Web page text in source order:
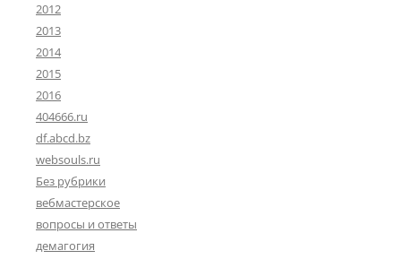
2012
2013
2014
2015
2016
404666.ru
df.abcd.bz
websouls.ru
Без рубрики
вебмастерское
вопросы и ответы
демагогия